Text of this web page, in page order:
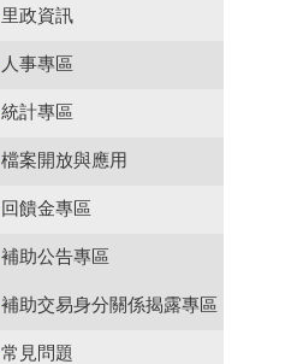
里政資訊
人事專區
統計專區
檔案開放與應用
回饋金專區
補助公告專區
補助交易身分關係揭露專區
常見問題